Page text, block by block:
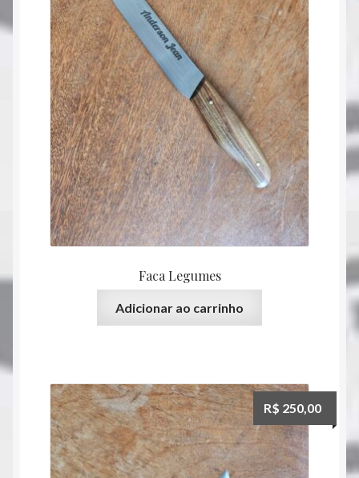
Servicos
Faca Legumes
Adicionar ao carrinho
R$ 250,00